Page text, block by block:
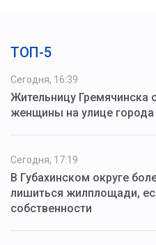
ТОП-5
Сегодня, 16:39
Жительницу Гремячинска
женщины на улице города
Сегодня, 17:19
В Губахинском округе
лишиться жилплощади,
собственности